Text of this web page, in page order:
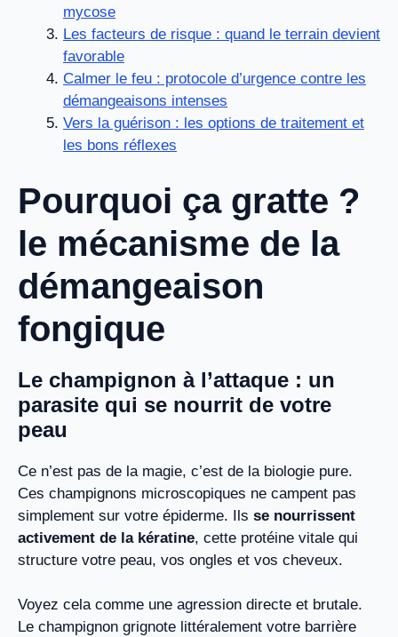
mycose
Les facteurs de risque : quand le terrain devient
favorable
Calmer le feu : protocole d’urgence contre les
démangeaisons intenses
Vers la guérison : les options de traitement et
les bons réflexes
Pourquoi ça gratte ?
le mécanisme de la
démangeaison
fongique
Le champignon à l’attaque : un
parasite qui se nourrit de votre
peau
Ce n’est pas de la magie, c’est de la biologie pure.
Ces champignons microscopiques ne campent pas
simplement sur votre épiderme. Ils se nourrissent
activement de la kératine, cette protéine vitale qui
structure votre peau, vos ongles et vos cheveux.
Voyez cela comme une agression directe et brutale.
Le champignon grignote littéralement votre barrière